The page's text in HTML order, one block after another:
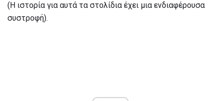
(Η ιστορία για αυτά τα στολίδια έχει μια ενδιαφέρουσα
συστροφή).